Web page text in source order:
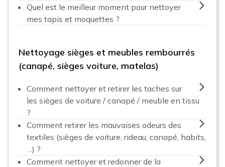
Quel est le meilleur moment pour nettoyer
mes tapis et moquettes ?
Nettoyage sièges et meubles rembourrés
(canapé, sièges voiture, matelas)
Comment nettoyer et retirer les taches sur
les sièges de voiture / canapé / meuble en tissu
?
Comment retirer les mauvaises odeurs des
textiles (sièges de voiture, rideau, canapé, habits,
…) ?
Comment nettoyer et redonner de la